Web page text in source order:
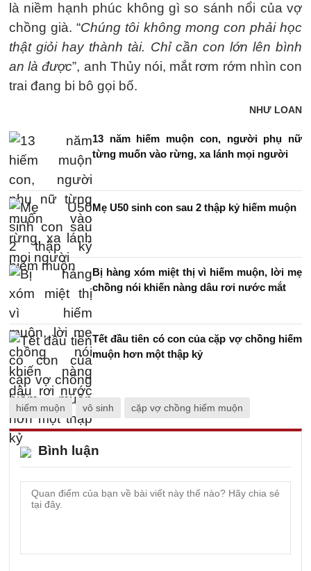
là niềm hạnh phúc không gì so sánh nổi của vợ
chồng già. “Chúng tôi không mong con phải học
thật giỏi hay thành tài. Chỉ cần con lớn lên bình
an là được”, anh Thủy nói, mắt rơm rớm nhìn con
trai đang bi bô gọi bố.
NHƯ LOAN
13 năm hiếm muộn con, người phụ nữ
từng muốn vào rừng, xa lánh mọi người
Mẹ U50 sinh con sau 2 thập kỷ hiếm muộn
Bị hàng xóm miệt thị vì hiếm muộn, lời mẹ
chồng nói khiến nàng dâu rơi nước mắt
Tết đầu tiên có con của cặp vợ chồng hiếm
muộn hơn một thập kỷ
hiếm muộn vô sinh cặp vợ chồng hiếm muộn
Bình luận